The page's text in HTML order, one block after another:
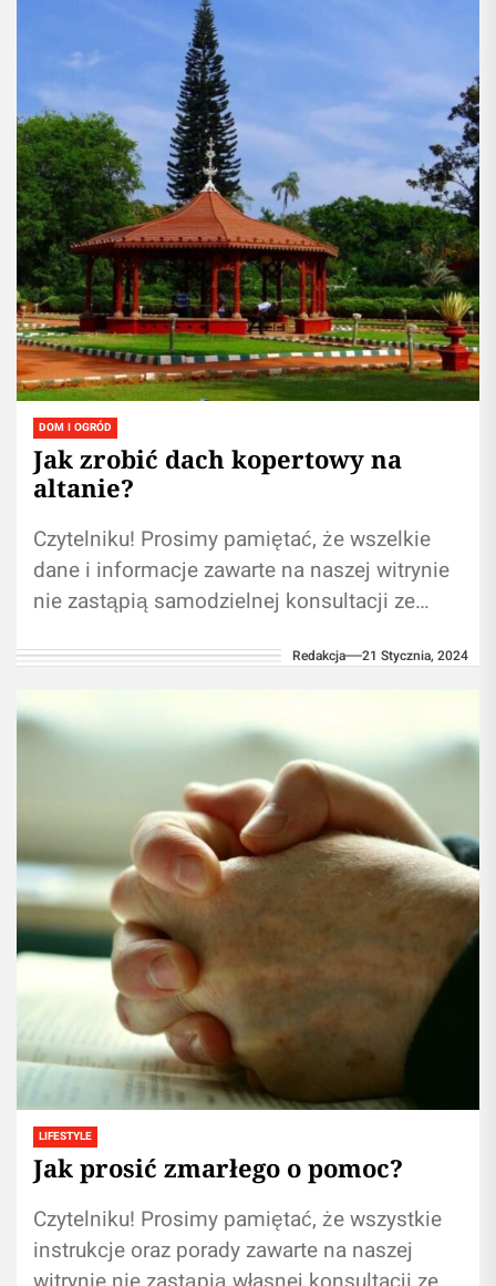
DOM I OGRÓD
Jak zrobić dach kopertowy na
altanie?
Czytelniku! Prosimy pamiętać, że wszelkie
dane i informacje zawarte na naszej witrynie
nie zastąpią samodzielnej konsultacji ze
informacji zawartych na naszym blogu...
Redakcja 21 Stycznia, 2024
LIFESTYLE
Jak prosić zmarłego o pomoc?
Czytelniku! Prosimy pamiętać, że wszystkie
instrukcje oraz porady zawarte na naszej